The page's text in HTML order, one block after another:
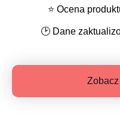
⭐️ Ocena
🕑Dane